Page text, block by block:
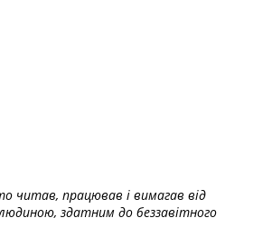
читав, працював і вимагав від
здатним до беззавітного